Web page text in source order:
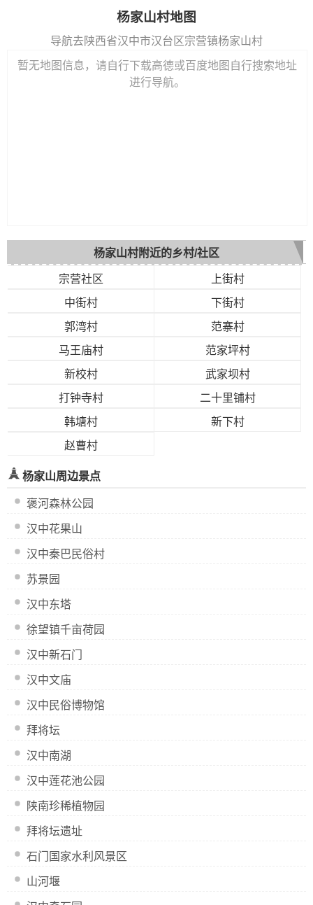
杨家山村地图
导航去陕西省汉中市汉台区宗营镇杨家山村
暂无地图信息，请自行下载高德或百度地图自行搜索地址
进行导航。
杨家山村附近的乡村/社区
宗营社区
上街村
中街村
下街村
郭湾村
范寨村
马王庙村
范家坪村
新校村
武家坝村
打钟寺村
二十里铺村
韩塘村
新下村
赵曹村
杨家山周边景点
褒河森林公园
汉中花果山
汉中秦巴民俗村
苏景园
汉中东塔
徐望镇千亩荷园
汉中新石门
汉中文庙
汉中民俗博物馆
拜将坛
汉中南湖
汉中莲花池公园
陕南珍稀植物园
拜将坛遗址
石门国家水利风景区
山河堰